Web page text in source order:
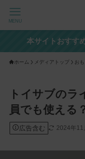
MENU
本サイトおすす
ホーム メディアトップ お
トイサブのラ
員でも使える
広告含む 2024年11